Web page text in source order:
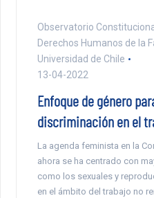
Observatorio
Derechos Humanos de la
Universidad de Chile
13-04-2022
Enfoque de género
discriminación en el
La agenda feminista en la
ahora se ha centrado con
como los sexuales y
en el ámbito del trabajo no